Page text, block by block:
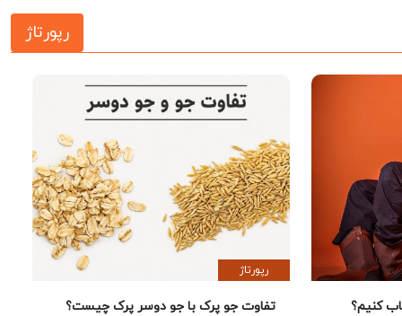
رپورتاژ
کنیم؟
رپورتاژ
تفاوت جو پرک با جو دوسر پرک چیست؟